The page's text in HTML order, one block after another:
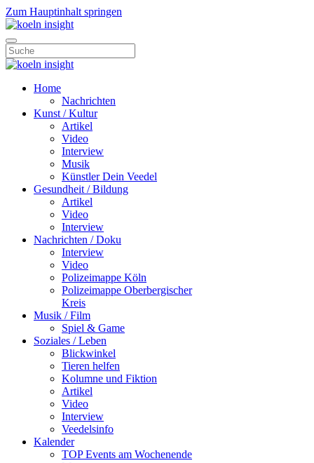
Zum Hauptinhalt springen
Home
Nachrichten
Kunst / Kultur
Artikel
Video
Interview
Musik
Künstler Dein Veedel
Gesundheit / Bildung
Artikel
Video
Interview
Nachrichten / Doku
Interview
Video
Polizeimappe Köln
Polizeimappe Oberbergischer
Kreis
Musik / Film
Spiel & Game
Soziales / Leben
Blickwinkel
Tieren helfen
Kolumne und Fiktion
Artikel
Video
Interview
Veedelsinfo
Kalender
TOP Events am Wochenende